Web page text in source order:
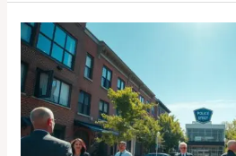
Seguridad
en
Utica
NY:
Guía
Completa